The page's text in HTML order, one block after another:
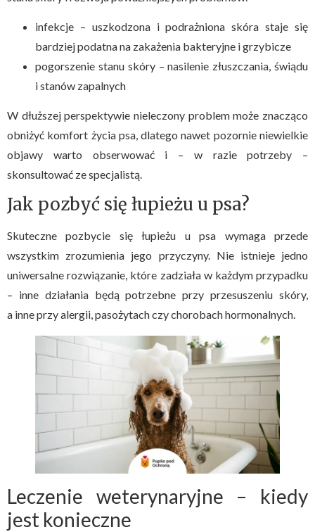
infekcje – uszkodzona i podrażniona skóra staje się
bardziej podatna na zakażenia bakteryjne i grzybicze
pogorszenie stanu skóry – nasilenie złuszczania, świądu
i stanów zapalnych
W dłuższej perspektywie nieleczony problem może znacząco
obniżyć komfort życia psa, dlatego nawet pozornie niewielkie
objawy warto obserwować i – w razie potrzeby –
skonsultować ze specjalistą.
Jak pozbyć się łupieżu u psa?
Skuteczne pozbycie się łupieżu u psa wymaga przede
wszystkim zrozumienia jego przyczyny. Nie istnieje jedno
uniwersalne rozwiązanie, które zadziała w każdym przypadku
– inne działania będą potrzebne przy przesuszeniu skóry,
a inne przy alergii, pasożytach czy chorobach hormonalnych.
Leczenie weterynaryjne – kiedy
jest konieczne